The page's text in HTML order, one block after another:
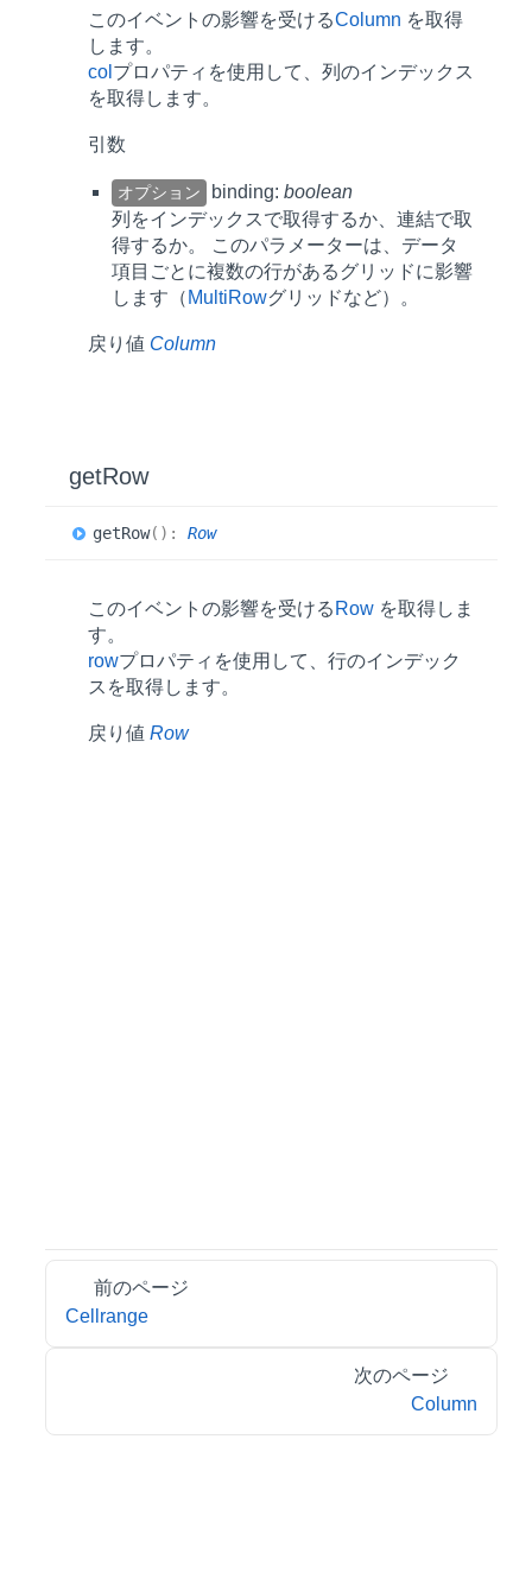
このイベントの影響を受けるColumn を取得
します。
col プロパティを使用して、列のインデックス
を取得します。
引数
オプション binding: boolean
列をインデックスで取得するか、連結で取
得するか。 このパラメーターは、データ
項目ごとに複数の行があるグリッドに影響
します（ MultiRowグリッドなど）。
戻り値 Column
getRow
getRow( ) : Row
このイベントの影響を受ける Row を取得しま
す。
rowプロパティを使用して、行のインデック
スを取得します。
戻り値 Row
前のページ
Cellrange
次のページ
Column